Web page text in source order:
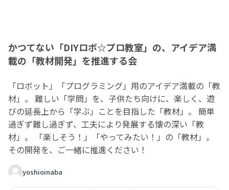
かつてない「DIYロボ☆プロ教室」の、アイデア満
載の「教材開発」を推進する会
「ロボット」「プログラミング」用のアイデア満載の「教
材」。 難しい「学問」を、子供たち向けに、楽しく、遊
びの延長上から「学ぶ」ことを目指した「教材」。 簡単
過ぎず難し過ぎず、工夫により発展する懐の深い「教
材」。 「楽しそう！」「やってみたい！」の「教材」。
その開発を、ご一緒に推進ください！
yoshioinaba